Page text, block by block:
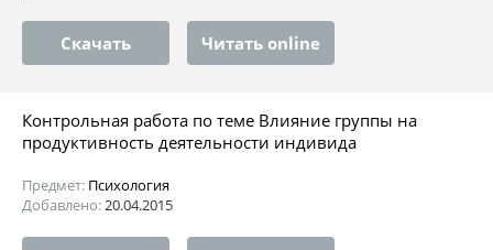
Скачать Читать online
Контрольная работа по теме Влияние группы на
продуктивность деятельности индивида
Предмет: Психология
Добавлено:20.04.2015